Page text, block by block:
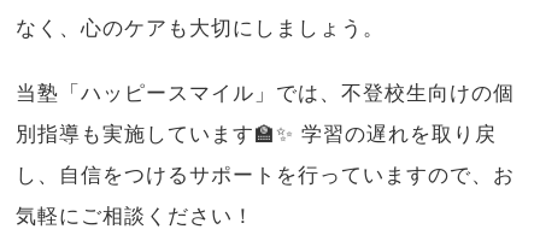
なく、心のケアも大切にしましょう。
当塾「ハッピースマイル」では、不登校生向けの個
別指導も実施しています🏫✨ 学習の遅れを取り戻
し、自信をつけるサポートを行っていますので、お
気軽にご相談ください！